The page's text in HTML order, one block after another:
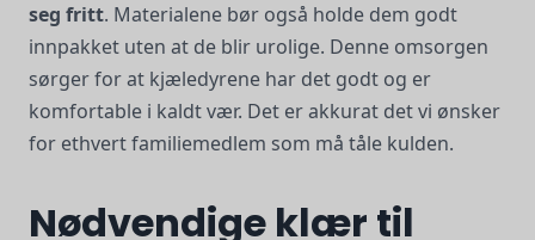
seg fritt. Materialene bør også holde dem godt
innpakket uten at de blir urolige. Denne omsorgen
sørger for at kjæledyrene har det godt og er
komfortable i kaldt vær. Det er akkurat det vi ønsker
for ethvert familiemedlem som må tåle kulden.
Nødvendige klær til